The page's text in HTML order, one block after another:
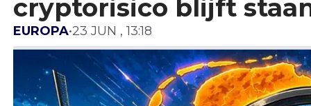
cryptorisico blijft
EUROPA•23 JUN , 13:18